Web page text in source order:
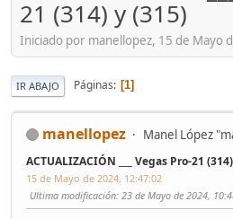
21 (314) y (315)
Iniciado por manellopez, 15 de Mayo
IR ABAJO Páginas 1
manellopez Manel López
ACTUALIZACIÓN ___ Vegas Pro-21
15 de Mayo de 2024, 12:47:02
Ultima modificación: 23 de Mayo de 2024,